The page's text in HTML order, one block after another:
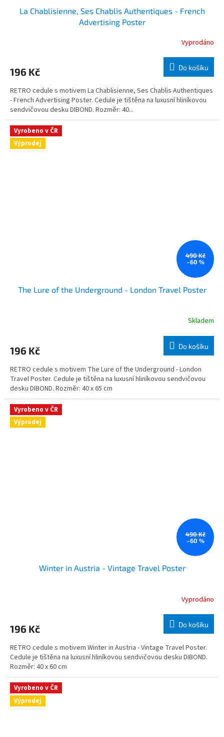
La Chablisienne, Ses Chablis Authentiques - French
Advertising Poster
Vyprodáno
196 Kč Do košíku
RETRO cedule s motivem La Chablisienne, Ses Chablis Authentiques
- French Advertising Poster. Cedule je tištěna na luxusní hliníkovou
sendvičovou desku DIBOND. Rozměr: 40...
Vyrobeno v ČR
Výprodej
490 Kč
–60 %
The Lure of the Underground - London Travel Poster
Skladem
196 Kč Do košíku
RETRO cedule s motivem The Lure of the Underground - London
Travel Poster. Cedule je tištěna na luxusní hliníkovou sendvičovou
desku DIBOND. Rozměr: 40 x 65 cm
Vyrobeno v ČR
Výprodej
490 Kč
–60 %
Winter in Austria - Vintage Travel Poster
Vyprodáno
196 Kč Do košíku
RETRO cedule s motivem Winter in Austria - Vintage Travel Poster.
Cedule je tištěna na luxusní hliníkovou sendvičovou desku DIBOND.
Rozměr: 40 x 60 cm
Vyrobeno v ČR
Výprodej